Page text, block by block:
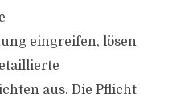
eingreifen, lösen
aus. Die Pflicht